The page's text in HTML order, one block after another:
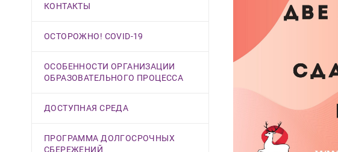
КОНТАКТЫ
ОСТОРОЖНО! COVID-19
ОСОБЕННОСТИ ОРГАНИЗАЦИИ
ОБРАЗОВАТЕЛЬНОГО ПРОЦЕССА
ДОСТУПНАЯ СРЕДА
ПРОГРАММА ДОЛГОСРОЧНЫХ
СБЕРЕЖЕНИЙ